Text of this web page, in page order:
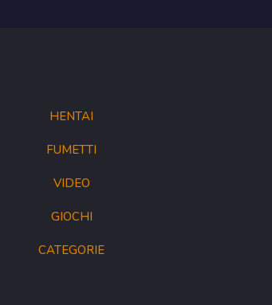
HENTAI
FUMETTI
VIDEO
GIOCHI
CATEGORIE